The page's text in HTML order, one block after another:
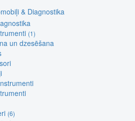
& Diagnostika
(1)
un dzesēšana
(6)